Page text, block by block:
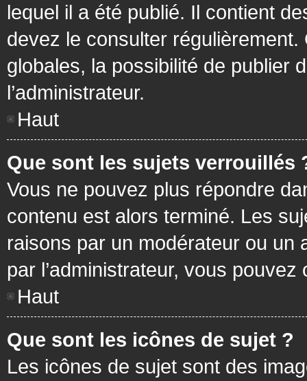
lequel il a été publié. Il contient
devez le consulter
globales, la possibilité de publier
l’administrateur.
Haut
Que sont les sujets verrouillés
Vous ne pouvez plus répondre
contenu est alors terminé. Les
raisons par un modérateur ou un
par l’administrateur, vous
Haut
Que sont les icônes de sujet ?
Les icônes de sujet sont des